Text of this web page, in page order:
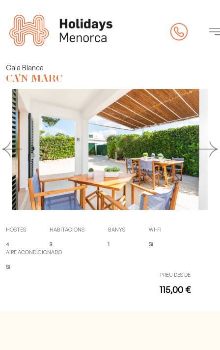
in online)
Cala Blanca
CA'N MARC
HOSTES
4
HABITACIONS
3
BANYS
1
WI-FI
Sí
AIRE ACONDICIONADO
Sí
PREU DES DE
115,00 €